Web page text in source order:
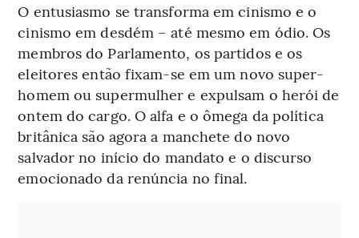
O entusiasmo se transforma em cinismo e o
cinismo em desdém – até mesmo em ódio. Os
membros do Parlamento, os partidos e os
eleitores então fixam-se em um novo super-
homem ou supermulher e expulsam o herói de
ontem do cargo. O alfa e o ômega da política
britânica são agora a manchete do novo
salvador no início do mandato e o discurso
emocionado da renúncia no final.